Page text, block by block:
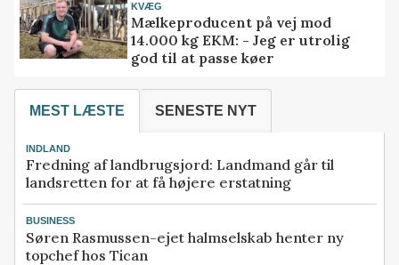
KVÆG
Mælkeproducent på vej mod
14.000 kg EKM: - Jeg er utrolig
god til at passe køer
MEST LÆSTE SENESTE NYT
INDLAND
Fredning af landbrugsjord: Landmand går til
landsretten for at få højere erstatning
BUSINESS
Søren Rasmussen-ejet halmselskab henter ny
topchef hos Tican